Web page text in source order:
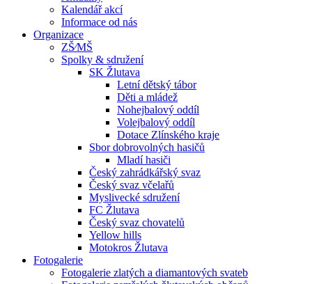
Kalendář akcí
Informace od nás
Organizace
ZŠ⁄MŠ
Spolky & sdružení
SK Žlutava
Letní dětský tábor
Děti a mládež
Nohejbalový oddíl
Volejbalový oddíl
Dotace Zlínského kraje
Sbor dobrovolných hasičů
Mladí hasiči
Český zahrádkářský svaz
Český svaz včelařů
Myslivecké sdružení
FC Žlutava
Český svaz chovatelů
Yellow hills
Motokros Žlutava
Fotogalerie
Fotogalerie zlatých a diamantových svateb